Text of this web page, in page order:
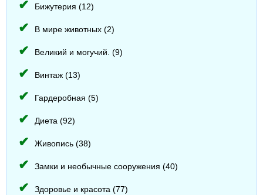
Бижутерия (12)
В мире животных (2)
Великий и могучий. (9)
Винтаж (13)
Гардеробная (5)
Диета (92)
Живопись (38)
Замки и необычные сооружения (40)
Здоровье и красота (77)